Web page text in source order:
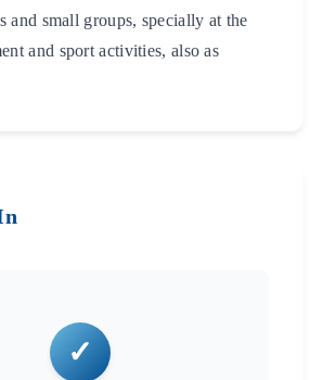
and small groups, specially at the
and sport activities, also as